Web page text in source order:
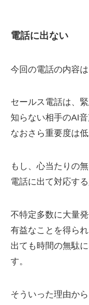
電話に出ない
今回の電話の内容
セールス電話は、
知らない相手のAI音
なおさら重要度は
もし、心当たりの
電話に出て対応す
不特定多数に大量
有益なことを得ら
出ても時間の無駄
す。
そういった理由から